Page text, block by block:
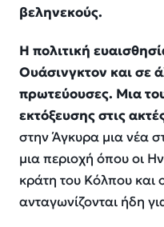
βεληνεκούς.
Η πολιτική
Ουάσινγκτον και σε
πρωτεύουσες. Μια
εκτόξευσης στις
στην Άγκυρα μια νέα
μια περιοχή όπου οι
κράτη του Κόλπου και
ανταγωνίζονται ήδη